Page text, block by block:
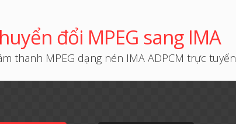
đổi MPEG sang IMA
thanh MPEG dạng nén IMA ADPCM trực tuyến